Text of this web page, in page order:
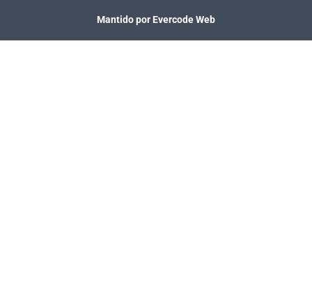
Mantido por Evercode Web